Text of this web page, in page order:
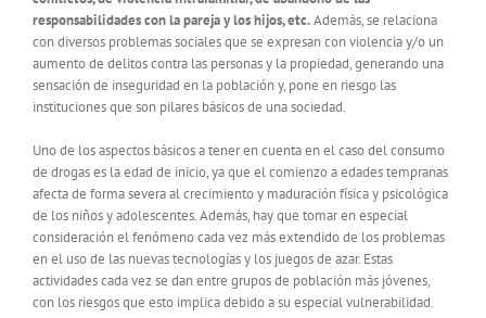
responsabilidades con la pareja y los hijos, etc.Además, se relaciona
con diversos problemas sociales que se expresan con violencia y/o un
aumento de delitos contra las personas y la propiedad, generando una
sensación de inseguridad en la población y, pone en riesgo las
instituciones que son pilares básicos de una sociedad.
Uno de los aspectos básicos a tener en cuenta en el caso del consumo
de drogas es la edad de inicio, ya que el comienzo a edades tempranas
afecta de forma severa al crecimiento y maduración física y psicológica
de los niños y adolescentes. Además, hay que tomar en especial
consideración el fenómeno cada vez más extendido de los problemas
en el uso de las nuevas tecnologías y los juegos de azar. Estas
actividades cada vez se dan entre grupos de población más jóvenes,
con los riesgos que esto implica debido a su especial vulnerabilidad.